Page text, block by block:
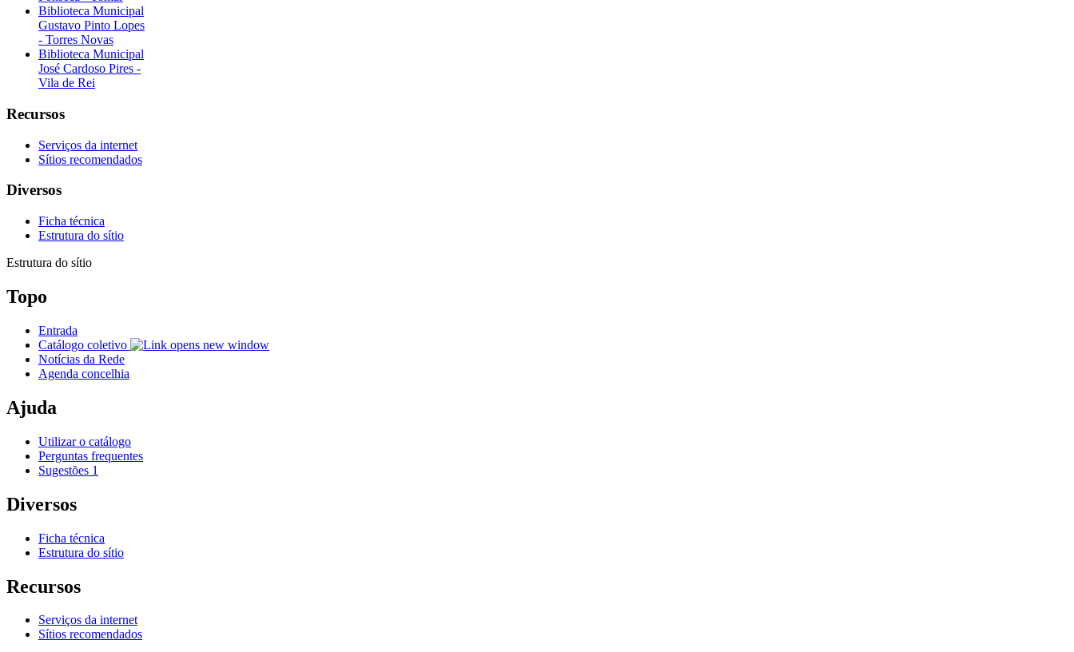
Biblioteca Municipal
Gustavo Pinto Lopes
- Torres Novas
Biblioteca Municipal
José Cardoso Pires -
Vila de Rei
Recursos
Serviços da internet
Sítios recomendados
Diversos
Ficha técnica
Estrutura do sítio
Estrutura do sítio
Topo
Entrada
Catálogo coletivo
Notícias da Rede
Agenda concelhia
Ajuda
Utilizar o catálogo
Perguntas frequentes
Sugestões 1
Diversos
Ficha técnica
Estrutura do sítio
Recursos
Serviços da internet
Sítios recomendados